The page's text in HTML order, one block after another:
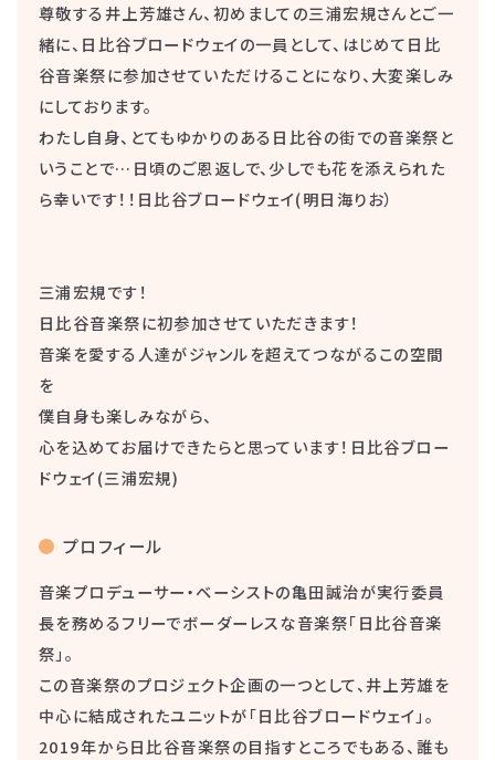
尊敬する井上芳雄さん、初めましての三浦宏規さんとご一
緒に、日比谷ブロードウェイの一員として、はじめて日比
谷音楽祭に参加させていただけることになり、大変楽しみ
にしております。
わたし自身、とてもゆかりのある日比谷の街での音楽祭と
いうことで…日頃のご恩返しで、少しでも花を添えられた
ら幸いです！！日比谷ブロードウェイ(明日海りお）
三浦宏規です！
日比谷音楽祭に初参加させていただきます！
音楽を愛する人達がジャンルを超えてつながるこの空間
を
僕自身も楽しみながら、
心を込めてお届けできたらと思っています！日比谷ブロー
ドウェイ(三浦宏規)
プロフィール
音楽プロデューサー・ベーシストの亀田誠治が実行委員
長を務めるフリーでボーダーレスな音楽祭「日比谷音楽
祭」。
この音楽祭のプロジェクト企画の一つとして、井上芳雄を
中心に結成されたユニットが「日比谷ブロードウェイ」。
2019年から日比谷音楽祭の目指すところでもある、誰も